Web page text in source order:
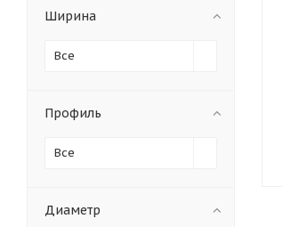
Ширина
Все
Профиль
Все
Диаметр